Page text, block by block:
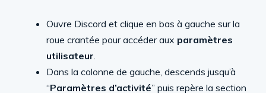
Ouvre Discord et clique en bas à gauche sur la
roue crantée pour accéder aux paramètres
utilisateur.
Dans la colonne de gauche, descends jusqu’à
“Paramètres d’activité” puis repère la section